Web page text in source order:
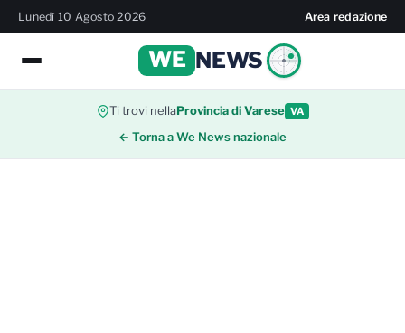
Lunedì 10 Agosto 2026 Area redazione
WE NEWS
Ti trovi nellaProvincia di Varese VA
← Torna a We News nazionale